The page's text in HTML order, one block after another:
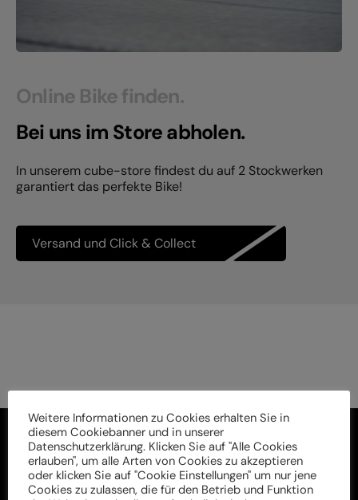
Online Bike finden.
Bei uns im Store abholen.
In unserem cube-store findest du auf 2 Stockwerken
garantiert das perfekte Bike!
Versand und Click & Collect
Weitere Informationen zu Cookies erhalten Sie in
diesem Cookiebanner und in unserer
Datenschutzerklärung. Klicken Sie auf "Alle Cookies
erlauben", um alle Arten von Cookies zu akzeptieren
oder klicken Sie auf "Cookie Einstellungen" um nur jene
Cookies zu zulassen, die für den Betrieb und Funktion